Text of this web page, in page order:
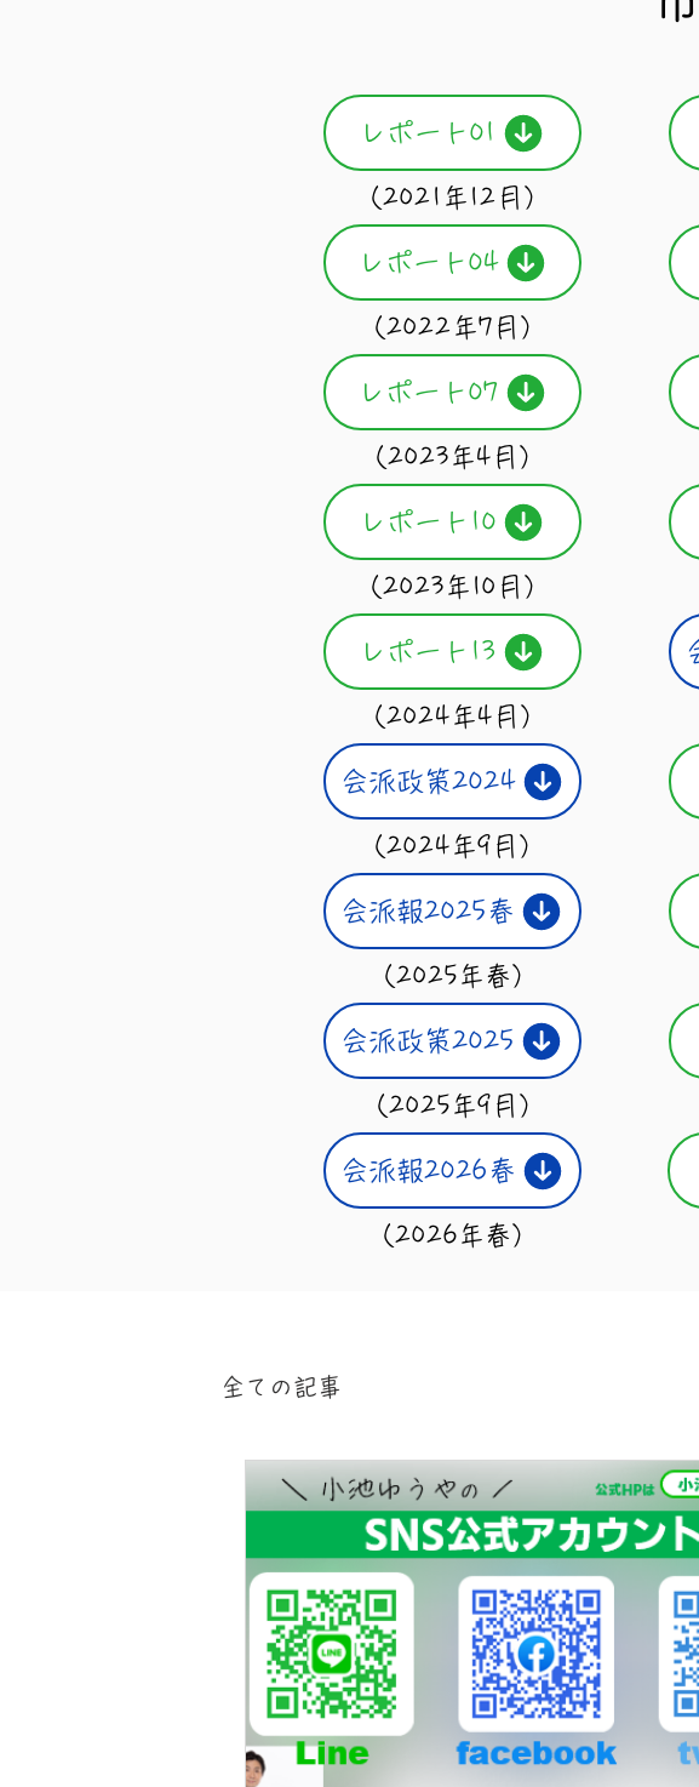
レポート01
（2021年12月）
レポート04
（2022年7月）
レポート07
（2023年4月）
レポート10
（2023年10月）
レポート13
（2024年4月）
会派政策2024
（2024年9月）
会派報2025春
（2025年春）
会派政策2025
（2025年9月）
会派報2026春
（2026年春）
全ての記事